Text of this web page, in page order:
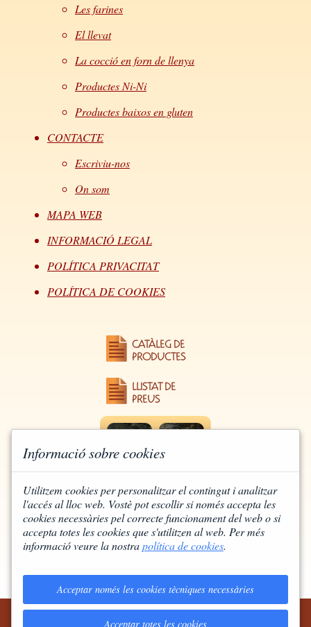
CATÀLEG DE
PRODUCTES
LLISTAT DE
PREUS
D'UNS INGREDIENTS DE
QUALITAT EN SURT UN PA DE
Les farines
El llevat
La cocció en forn de llenya
Productes Ni-Ni
Productes baixos en gluten
CONTACTE
Escriviu-nos
On som
MAPA WEB
INFORMACIÓ LEGAL
POLÍTICA PRIVACITAT
POLÍTICA DE COOKIES
685 854 553 MAPA WEB
INFORMACIÓ LEGAL
Informació sobre cookies
Utilitzem cookies per personalitzar el contingut i analitzar
l'accés al lloc web. Vostè pot escollir si només accepta les
cookies necessàries pel correcte funcionament del web o si
accepta totes les cookies que s'utilitzen al web. Per més
informació veure la nostrapolítica de cookies.
Acceptar només les cookies tècniques necessàries
Acceptar totes les cookies